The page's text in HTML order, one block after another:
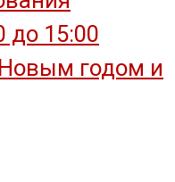
до 15:00
годом и